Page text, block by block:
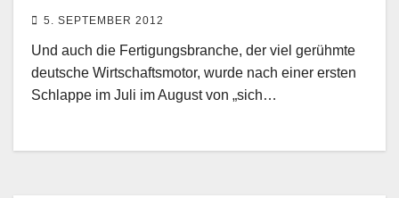
5. SEPTEMBER 2012
Und auch die Fertigungsbranche, der viel gerühmte
deutsche Wirtschaftsmotor, wurde nach einer ersten
Schlappe im Juli im August von „sich…